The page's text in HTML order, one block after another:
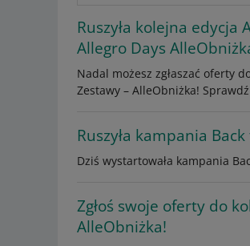
Ruszyła kolejna edycja
Allegro Days
Nadal możesz zgłaszać oferty
Zestawy – AlleObniżka!
Ruszyła kampania
Dziś wystartowała kampania
Zgłoś swoje oferty do
AlleObniżka!